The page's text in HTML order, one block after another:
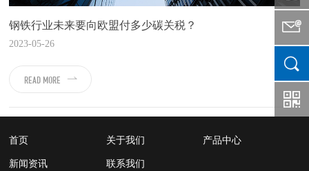
钢铁行业未来要向欧盟付多少碳关税？
2023-05-26
READ MORE
首页 关于我们 产品中心
新闻资讯 联系我们